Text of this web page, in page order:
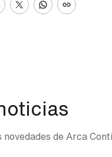
novedades de Arca